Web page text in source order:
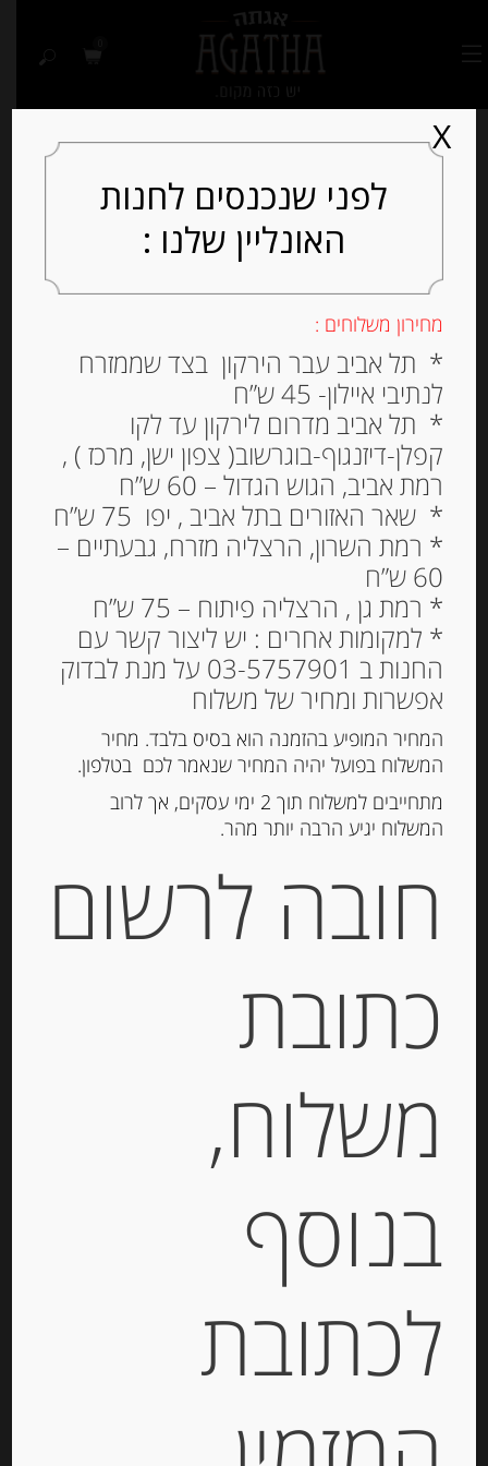
חומץ בלסמי ממודנה עם
ארומת תאנים Acetaia
Sereni –
Dolcebalsamico
₪ 73.00
הוספה לסל
חומץ בלסמי
חומץ
בלסמי
לפני שנכנסים לחנות
האונליין שלנו :
מחירון משלוחים :
* תל אביב עבר הירקון בצד שממזרח
לנתיבי איילון- 45 ש”ח
* תל אביב מדרום לירקון עד לקו
קפלן-דיזנגוף-בוגרשוב( צפון ישן, מרכז ) ,
רמת אביב, הגוש הגדול – 60 ש”ח
* שאר האזורים בתל אביב , יפו 75 ש”ח
* רמת השרון, הרצליה מזרח, גבעתיים –
60 ש”ח
* רמת גן , הרצליה פיתוח – 75 ש”ח
* למקומות אחרים : יש ליצור קשר עם
החנות ב 03-5757901 על מנת לבדוק
אפשרות ומחיר של משלוח
המחיר המופיע בהזמנה הוא בסיס בלבד. מחיר
המשלוח בפועל יהיה המחיר שנאמר לכם בטלפון.
מתחייבים למשלוח תוך 2 ימי עסקים, אך לרוב
המשלוח יגיע הרבה יותר מהר.
חובה לרשום
כתובת
משלוח,
בנוסף
לכתובת
X